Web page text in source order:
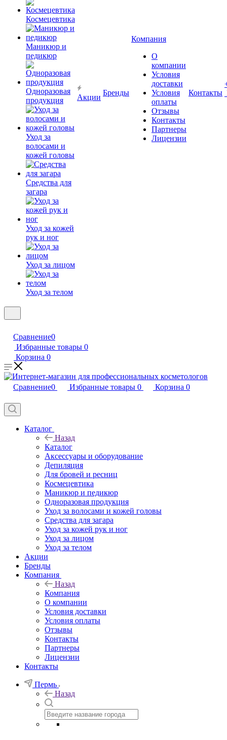
Космецевтика
Маникюр и
педикюр
Одноразовая
продукция
Уход за
волосами и
кожей головы
Средства для
загара
Уход за кожей
рук и ног
Уход за лицом
Уход за телом
Акции
Бренды
Компания
О
компании
Условия
доставки
Условия
оплаты
Отзывы
Контакты
Партнеры
Лицензии
Контакты
Сравнение0
Избранные товары 0
Корзина 0
Сравнение0 Избранные товары 0 Корзина 0
Каталог
Назад
Каталог
Аксессуары и оборудование
Депиляция
Для бровей и ресниц
Космецевтика
Маникюр и педикюр
Одноразовая продукция
Уход за волосами и кожей головы
Средства для загара
Уход за кожей рук и ног
Уход за лицом
Уход за телом
Акции
Бренды
Компания
Назад
Компания
О компании
Условия доставки
Условия оплаты
Отзывы
Контакты
Партнеры
Лицензии
Контакты
Пермь
Назад